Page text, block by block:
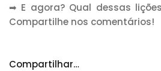
➡ E agora? Qual dessas
Compartilhe nos comentários!
Compartilhar nas redes sociais